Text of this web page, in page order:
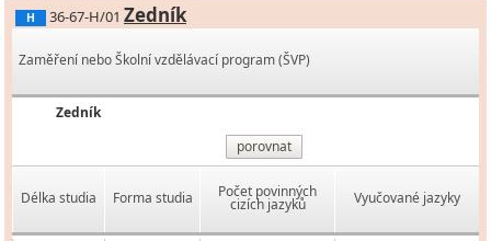
H 36-67-H/01 Zedník
Zaměření nebo Školní vzdělávací program (ŠVP)
Zedník
porovnat
Délka studia Forma studia Počet povinných
cizích jazyků Vyučované jazyky